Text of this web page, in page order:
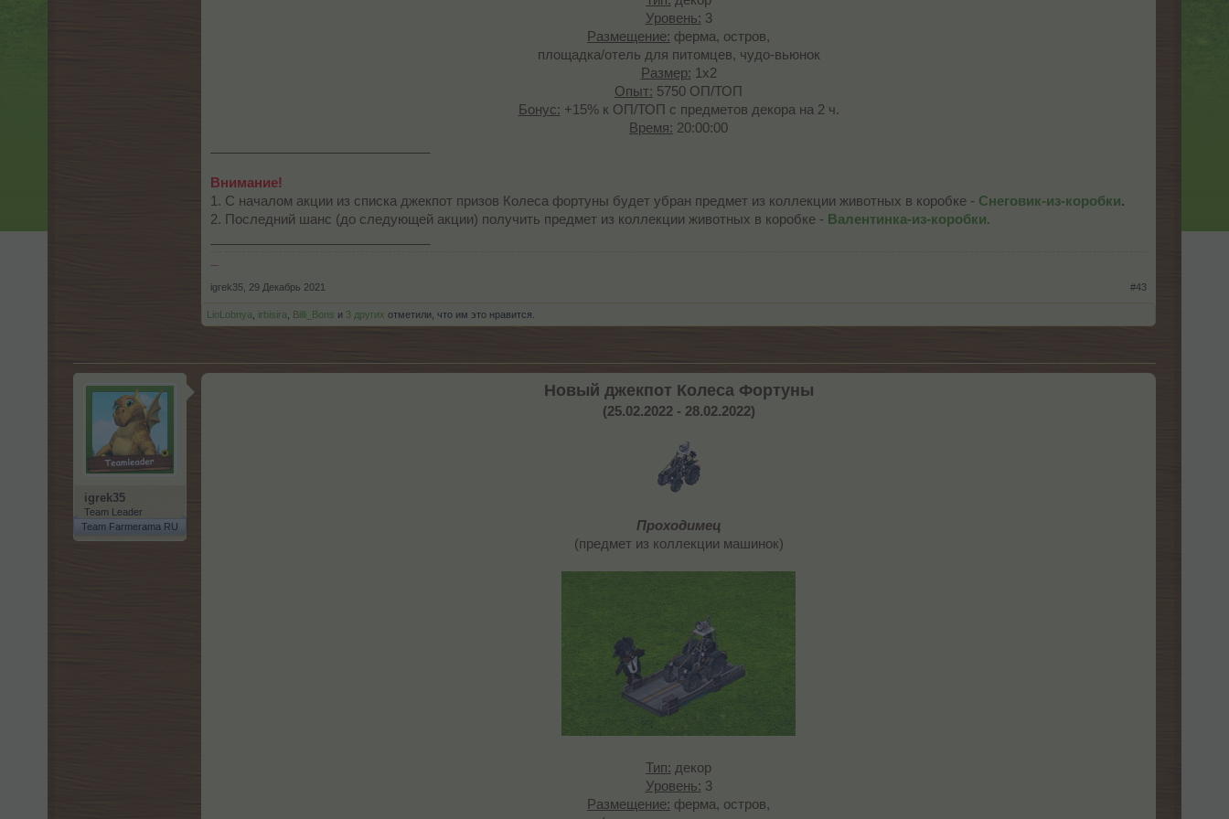
Уровень: 3
Размещение: ферма, остров,
площадка/отель для питомцев, чудо-вьюнок
Размер: 1x2
Опыт: 5750 ОП/ТОП
Бонус: +15% к ОП/ТОП с предметов декора на 2 ч.
Время: 20:00:00​
Внимание!
1. С началом акции из списка джекпот призов Колеса фортуны будет убран предмет из коллекции животных в коробке - Снеговик-из-коробки.
2. Последний шанс (до следующей акции) получить предмет из коллекции животных в коробке - Валентинка-из-коробки.
---
igrek35 29 Декабрь 2021 #43
LioLobnya irbisira Billi_Bons и 3 других отметили, что им это нравится.
igrek35
Team Leader
Team Farmerama RU
Новый джекпот Колеса Фортуны
(25.02.2022 - 28.02.2022)
Проходимец
(предмет из коллекции машинок)
Тип: декор
Уровень: 3
Размещение: ферма, остров,